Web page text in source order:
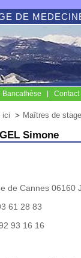
DE
Bancathèse
Contact
ici Maîtres de
Simone
de Cannes 06160
61 28 83
93 16 16